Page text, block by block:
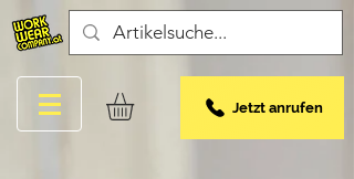
Jetzt anrufen